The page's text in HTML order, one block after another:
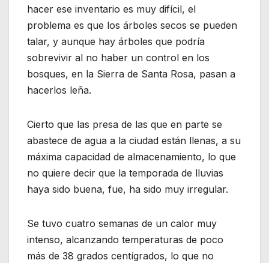
hacer ese inventario es muy difícil, el
problema es que los árboles secos se pueden
talar, y aunque hay árboles que podría
sobrevivir al no haber un control en los
bosques, en la Sierra de Santa Rosa, pasan a
hacerlos leña.
Cierto que las presa de las que en parte se
abastece de agua a la ciudad están llenas, a su
máxima capacidad de almacenamiento, lo que
no quiere decir que la temporada de lluvias
haya sido buena, fue, ha sido muy irregular.
Se tuvo cuatro semanas de un calor muy
intenso, alcanzando temperaturas de poco
más de 38 grados centígrados, lo que no